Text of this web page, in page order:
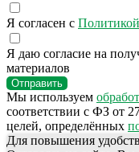
Я согласен с
Я даю согласие на
материалов
Отправить
Мы используем
соответствии с ФЗ от
целей, определённых
Для повышения